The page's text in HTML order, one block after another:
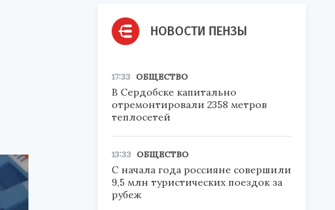
НОВОСТИ ПЕНЗЫ
17:33 ОБЩЕСТВО
В Сердобске капитально
отремонтировали 2358 метров
теплосетей
13:33 ОБЩЕСТВО
С начала года россияне совершили
9,5 млн туристических поездок за
рубеж